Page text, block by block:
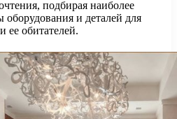
подбирая наиболее
и деталей для
ее обитателей.